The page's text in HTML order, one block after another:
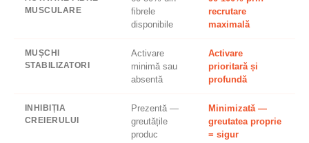
MUSCULARE
fibrele
disponibile
recrutare
maximală
MUȘCHI
STABILIZATORI
Activare
minimă sau
absentă
Activare
prioritară și
profundă
INHIBIȚIA
CREIERULUI
Prezentă —
greutățile
produc
Minimizată —
greutatea proprie
= sigur